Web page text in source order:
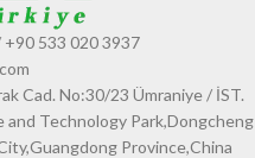
533 020 3937
Cad. No:30/23 Ümraniye / İST.
and Technology Park,Dongcheng
Province,China